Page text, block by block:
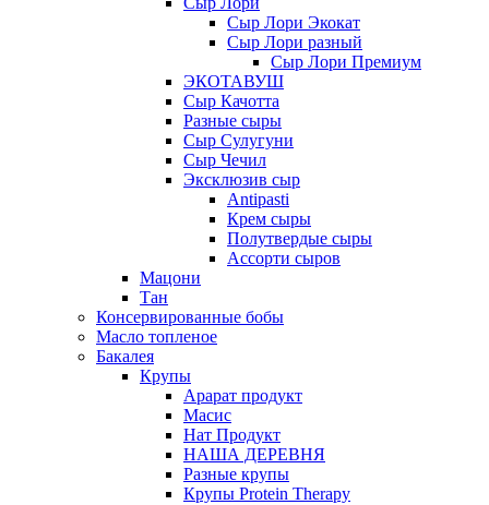
Сыр Лори Экокат
Сыр Лори разный
Сыр Лори Премиум
ЭКОТАВУШ
Сыр Качотта
Разные сыры
Сыр Сулугуни
Сыр Чечил
Эксклюзив сыр
Antipasti
Крем сыры
Полутвердые сыры
Ассорти сыров
Мацони
Тан
Консервированные бобы
Масло топленое
Бакалея
Крупы
Арарат продукт
Масис
Нат Продукт
НАША ДЕРЕВНЯ
Разные крупы
Крупы Protein Therapy